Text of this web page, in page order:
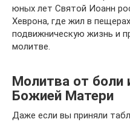
юных лет Святой Иоанн
Хеврона, где жил в
подвижническую жизнь и
молитве.
Молитва от боли
Божией Матери
Даже если вы приняли